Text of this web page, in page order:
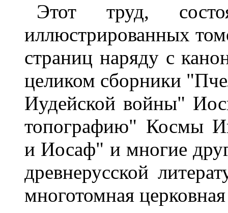
Этот труд,
иллюстрированных
страниц наряду с
целиком сборники
Иудейской войны"
топографию" Космы
и Иосаф" и многие
древнерусской
многотомная